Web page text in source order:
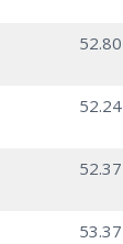
52.80
52.24
52.37
53.37